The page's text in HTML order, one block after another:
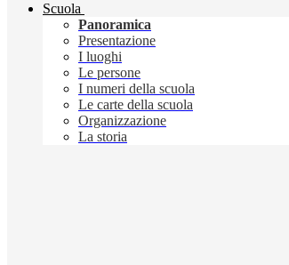
Scuola
Panoramica
Presentazione
I luoghi
Le persone
I numeri della scuola
Le carte della scuola
Organizzazione
La storia